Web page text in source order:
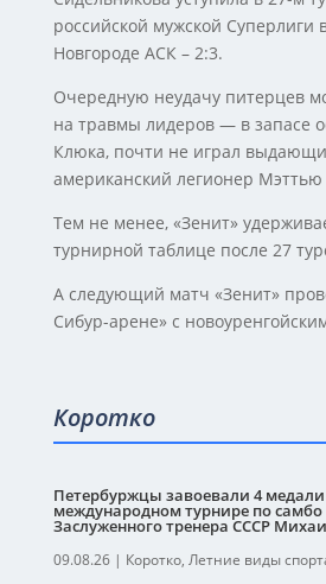
российской мужской Суперлиги
Новгороде АСК – 2:3.
Очередную неудачу питерцев
на травмы лидеров — в запасе
Клюка, почти не играл
американский легионер
Тем не менее, «Зенит»
турнирной таблице после 27
А следующий матч «Зенит»
Сибур-арене» с
Коротко
Петербуржцы завоевали 4
международном турнире по
Заслуженного тренера СССР
09.08.26| Коротко, Летние виды